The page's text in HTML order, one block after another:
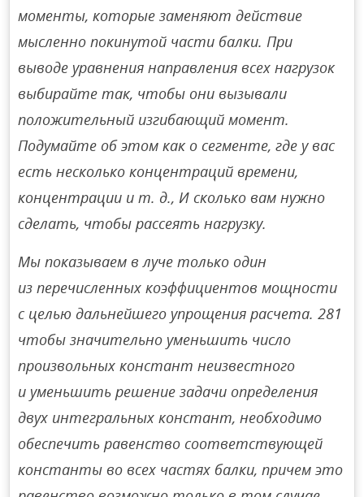
моменты, которые заменяют действие
мысленно покинутой части балки. При
выводе уравнения направления всех нагрузок
выбирайте так, чтобы они вызывали
положительный изгибающий момент.
Подумайте об этом как о сегменте, где у вас
есть несколько концентраций времени,
концентрации и т. д., И сколько вам нужно
сделать, чтобы рассеять нагрузку.
Мы показываем в луче только один
из перечисленных коэффициентов мощности
с целью дальнейшего упрощения расчета. 281
чтобы значительно уменьшить число
произвольных констант неизвестного
и уменьшить решение задачи определения
двух интегральных констант, необходимо
обеспечить равенство соответствующей
константы во всех частях балки, причем это